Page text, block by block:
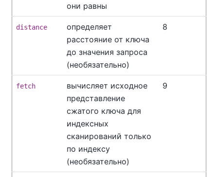
они равны
distance
определяет
расстояние от ключа
до значения запроса
(необязательно)
8
fetch
вычисляет исходное
представление
сжатого ключа для
индексных
сканирований только
по индексу
(необязательно)
9